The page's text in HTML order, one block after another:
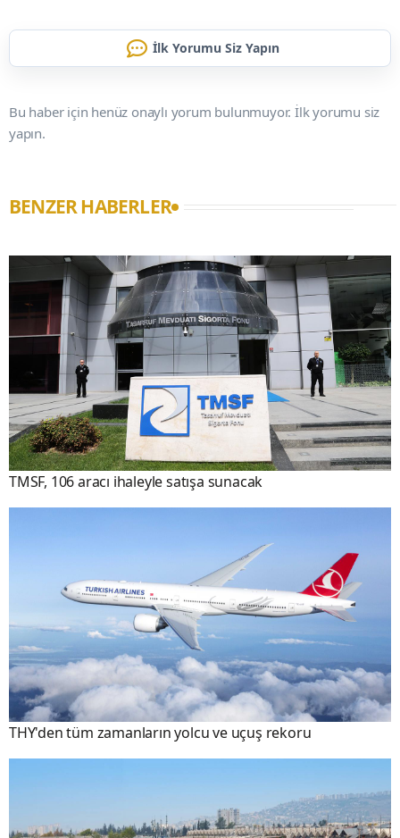
İlk Yorumu Siz Yapın
Bu haber için henüz onaylı yorum bulunmuyor. İlk yorumu siz
yapın.
BENZER HABERLER
TMSF, 106 aracı ihaleyle satışa sunacak
THY'den tüm zamanların yolcu ve uçuş rekoru